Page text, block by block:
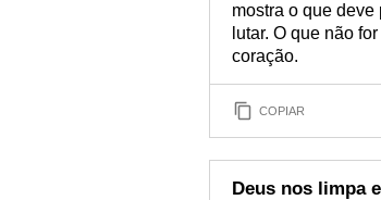
mostra o que
lutar. O que não
coração.
COPIAR
Deus nos limpa